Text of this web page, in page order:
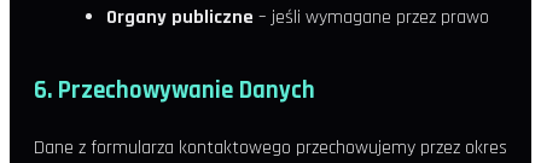
Organy publiczne – jeśli wymagane przez prawo
6. Przechowywanie Danych
Dane z formularza kontaktowego przechowujemy przez okres